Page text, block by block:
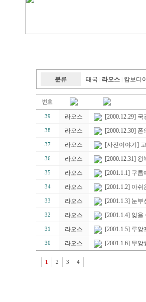
분류 태국 라오스 캄보디
39 라오스 [2000.12.29]
38 라오스 [2000.12.30]
37 라오스 [사진이야기]
36 라오스 [2000.12.31]
35 라오스 [2001.1.1] 구
34 라오스 [2001.1.2] 아
33 라오스 [2001.1.3] 눈부
32 라오스 [2001.1.4] 잊
31 라오스 [2001.1.5] 루
30 라오스 [2001.1.6] 무
1 2 3 4